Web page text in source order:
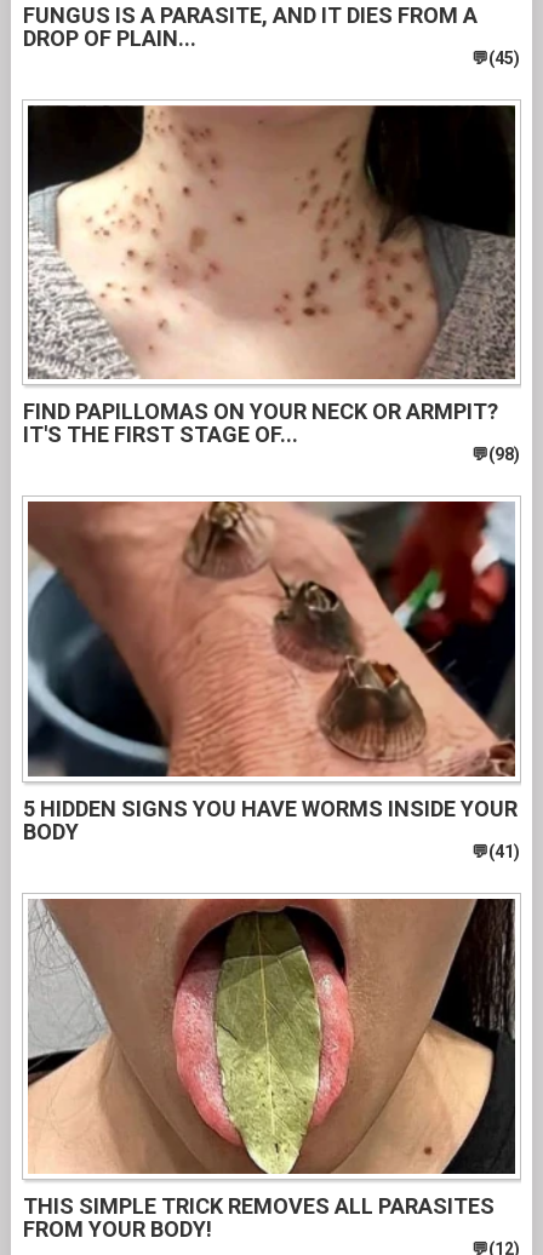
FUNGUS IS A PARASITE, AND IT DIES FROM A
DROP OF PLAIN...
FIND PAPILLOMAS ON YOUR NECK OR ARMPIT?
IT'S THE FIRST STAGE OF...
5 HIDDEN SIGNS YOU HAVE WORMS INSIDE YOUR
BODY
THIS SIMPLE TRICK REMOVES ALL PARASITES
FROM YOUR BODY!